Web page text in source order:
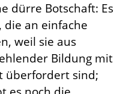
dürre Botschaft: Es
die an einfache
weil sie aus
Bildung mit
überfordert sind;